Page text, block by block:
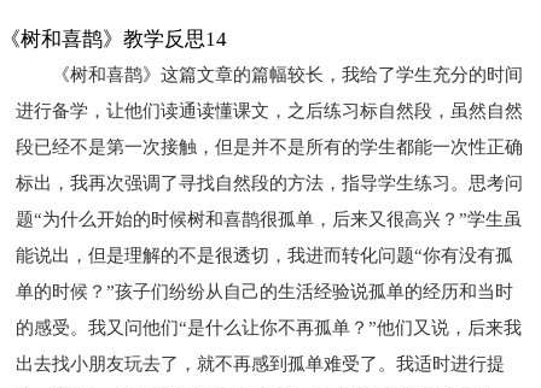
《树和喜鹊》教学反思14
《树和喜鹊》这篇文章的篇幅较长，我给了学生充分的时间
进行备学，让他们读通读懂课文，之后练习标自然段，虽然自然
段已经不是第一次接触，但是并不是所有的学生都能一次性正确
标出，我再次强调了寻找自然段的方法，指导学生练习。思考问
题“为什么开始的时候树和喜鹊很孤单，后来又很高兴？”学生虽
能说出，但是理解的不是很透切，我进而转化问题“你有没有孤
单的时候？”孩子们纷纷从自己的生活经验说孤单的经历和当时
的感受。我又问他们“是什么让你不再孤单？”他们又说，后来我
出去找小朋友玩去了，就不再感到孤单难受了。我适时进行提